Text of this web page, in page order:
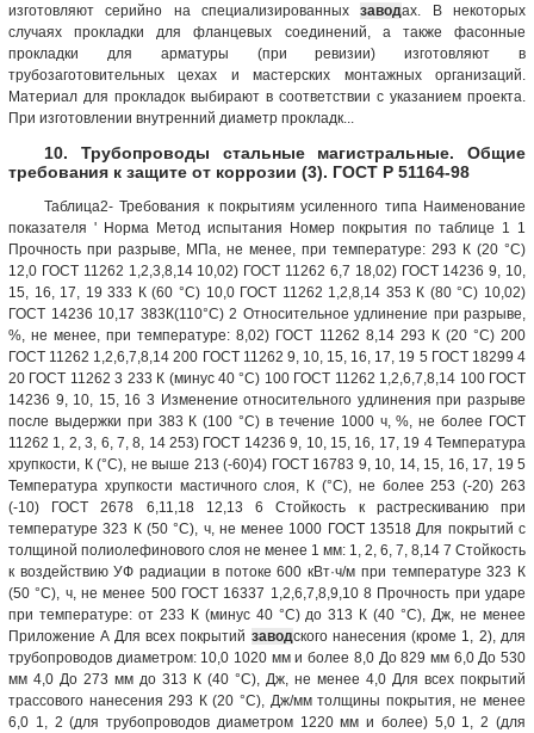
изготовляют серийно на специализированныхзаводах. В некоторых
случаях прокладки для фланцевых соединений, а также фасонные
прокладки для арматуры (при ревизии) изготовляют в
трубозаготовительных цехах и мастерских монтажных организаций.
Материал для прокладок выбирают в соответствии с указанием проекта.
При изготовлении внутренний диаметр прокладк...
10. Трубопроводы стальные магистральные. Общие
требования к защите от коррозии (3). ГОСТ Р 51164-98
Таблица2- Требования к покрытиям усиленного типа Наименование
показателя ' Норма Метод испытания Номер покрытия по таблице 1 1
Прочность при разрыве, МПа, не менее, при температуре: 293 К (20 °С)
12,0 ГОСТ 11262 1,2,3,8,14 10,02) ГОСТ 11262 6,7 18,02) ГОСТ 14236 9, 10,
15, 16, 17, 19 333 К (60 °С) 10,0 ГОСТ 11262 1,2,8,14 353 К (80 °С) 10,02)
ГОСТ 14236 10,17 383К(110°С) 2 Относительное удлинение при разрыве,
%, не менее, при температуре: 8,02) ГОСТ 11262 8,14 293 К (20 °С) 200
ГОСТ 11262 1,2,6,7,8,14 200 ГОСТ 11262 9, 10, 15, 16, 17, 19 5 ГОСТ 18299 4
20 ГОСТ 11262 3 233 К (минус 40 °С) 100 ГОСТ 11262 1,2,6,7,8,14 100 ГОСТ
14236 9, 10, 15, 16 3 Изменение относительного удлинения при разрыве
после выдержки при 383 К (100 °С) в течение 1000 ч, %, не более ГОСТ
11262 1, 2, 3, 6, 7, 8, 14 253) ГОСТ 14236 9, 10, 15, 16, 17, 19 4 Температура
хрупкости, К (°С), не выше 213 (-60)4) ГОСТ 16783 9, 10, 14, 15, 16, 17, 19 5
Температура хрупкости мастичного слоя, К (°С), не более 253 (-20) 263
(-10) ГОСТ 2678 6,11,18 12,13 6 Стойкость к растрескиванию при
температуре 323 К (50 °С), ч, не менее 1000 ГОСТ 13518 Для покрытий с
толщиной полиолефинового слоя не менее 1 мм: 1, 2, 6, 7, 8,14 7 Стойкость
к воздействию УФ радиации в потоке 600 кВт·ч/м при температуре 323 К
(50 °С), ч, не менее 500 ГОСТ 16337 1,2,6,7,8,9,10 8 Прочность при ударе
при температуре: от 233 К (минус 40 °С) до 313 К (40 °С), Дж, не менее
Приложение A Для всех покрытий заводского нанесения (кроме 1, 2), для
трубопроводов диаметром: 10,0 1020 мм и более 8,0 До 829 мм 6,0 До 530
мм 4,0 До 273 мм до 313 К (40 °С), Дж, не менее 4,0 Для всех покрытий
трассового нанесения 293 К (20 °С), Дж/мм толщины покрытия, не менее
6,0 1, 2 (для трубопроводов диаметром 1220 мм и более) 5,0 1, 2 (для